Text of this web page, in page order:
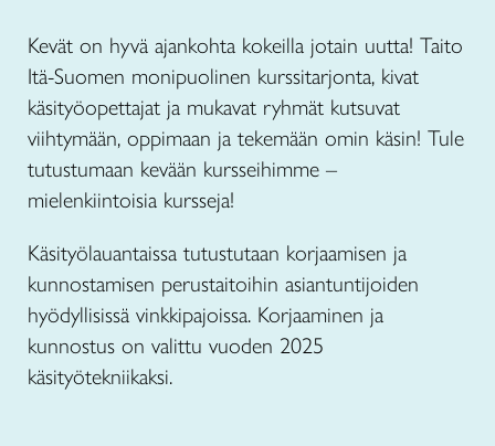
Kevät on hyvä ajankohta kokeilla jotain uutta! Taito
Itä-Suomen monipuolinen kurssitarjonta, kivat
käsityöopettajat ja mukavat ryhmät kutsuvat
viihtymään, oppimaan ja tekemään omin käsin! Tule
tutustumaan kevään kursseihimme –
mielenkiintoisia kursseja!
Käsityölauantaissa tutustutaan korjaamisen ja
kunnostamisen perustaitoihin asiantuntijoiden
hyödyllisissä vinkkipajoissa. Korjaaminen ja
kunnostus on valittu vuoden 2025
käsityötekniikaksi.